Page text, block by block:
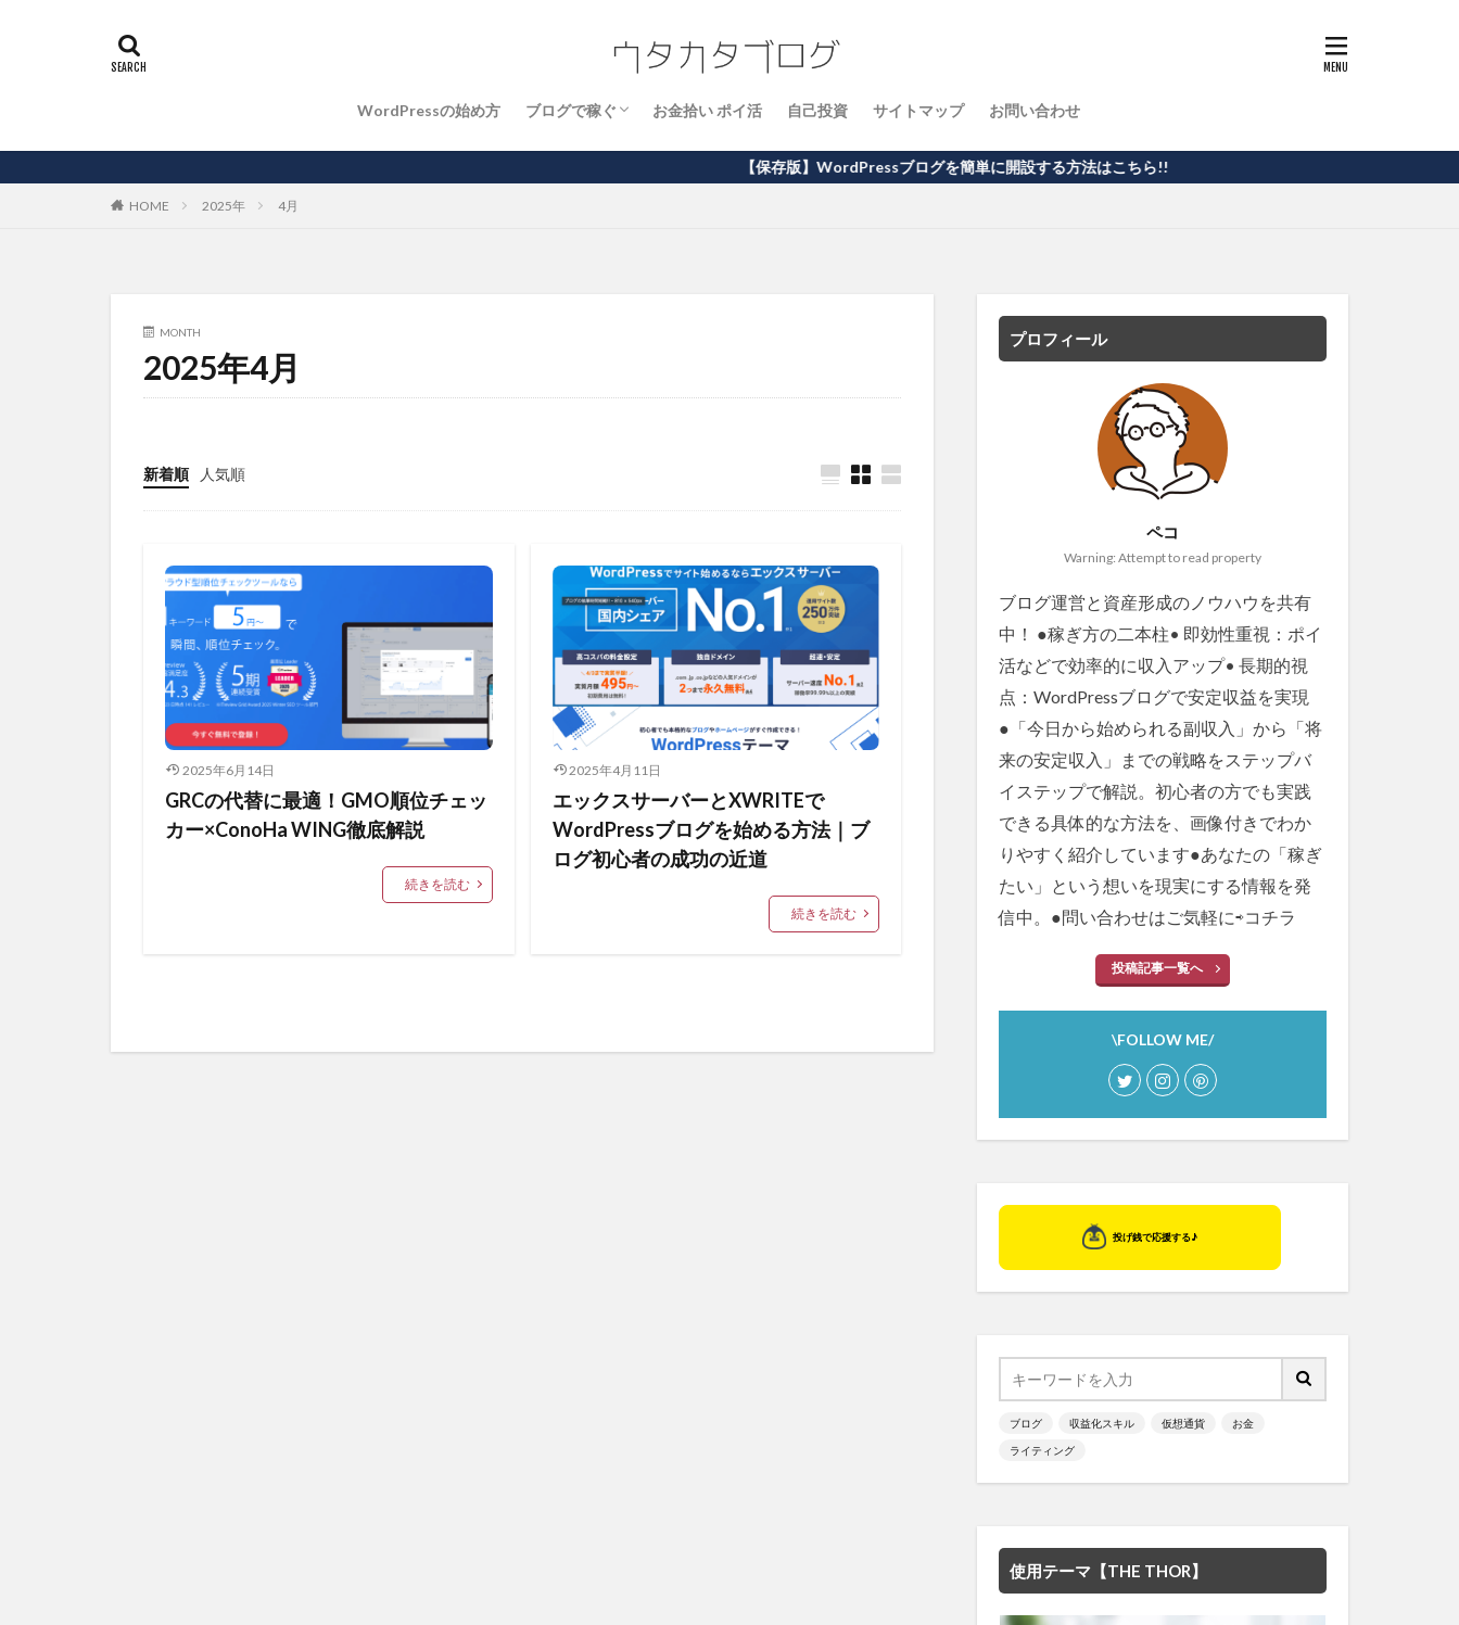
WordPressの始め方 ブログで稼ぐ
必須ツール
ブログの書き方
ブログの稼ぎ方
アフィリエイト
お金拾い ポイ活 自己投資 サイトマップ お問い合わせ
【保存版】WordPressブログを簡単に開設する方法はこちら!!
HOME 2025年 4月
MONTH
2025年4月
新着順 人気順
2025年6月14日
GRCの代替に最適！GMO順位チェッ
カー×ConoHa WING徹底解説
続きを読む
2025年4月11日
エックスサーバーとXWRITEで
WordPressブログを始める方法｜ブ
ログ初心者の成功の近道
続きを読む
プロフィール
ペコ
Warning: Attempt to read property
ブログ運営と資産形成のノウハウを共有
中！ ●稼ぎ方の二本柱• 即効性重視：ポイ
活などで効率的に収入アップ• 長期的視
点：WordPressブログで安定収益を実現
●「今日から始められる副収入」から「将
来の安定収入」までの戦略をステップバ
イステップで解説。初心者の方でも実践
できる具体的な方法を、画像付きでわか
りやすく紹介しています●あなたの「稼ぎ
たい」という想いを現実にする情報を発
信中。●問い合わせはご気軽に⇨コチラ
投稿記事一覧へ
\FOLLOW ME/
ブログ 収益化スキル 仮想通貨 お金
ライティング
使用テーマ【THE THOR】